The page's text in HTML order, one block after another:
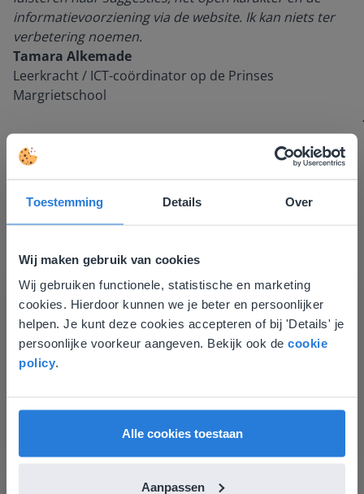
Toestemming Details Over
Wij maken gebruik van cookies
Wij gebruiken functionele, statistische en marketing
cookies. Hierdoor kunnen we je beter en persoonlijker
helpen. Je kunt deze cookies accepteren of bij 'Details' je
persoonlijke voorkeur aangeven. Bekijk ook de cookie
policy.
Alle cookies toestaan
Aanpassen
informatievoorziening via de website. Ik kan niets ter
verbetering noemen.
Tamara Alkemade
Leerkracht / ICT-coördinator op de Prinses
Margrietschool
Ontdek meer!
Groep 8, Blok 9, Week 3, Les 11
Deze website komt niet
overeen met je locatie
Gezien je locatie, denken we dat je misschien
liever naar de website voor English gaat. Hier
English
Nederland